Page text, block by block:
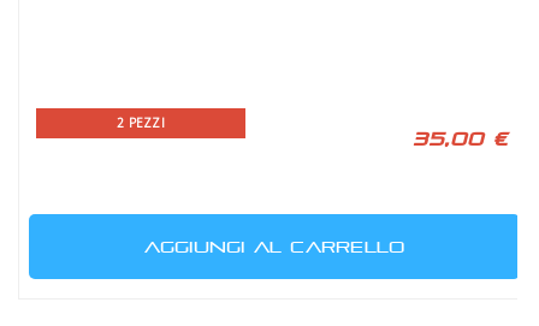
2 PEZZI
35,00 €
AGGIUNGI AL CARRELLO